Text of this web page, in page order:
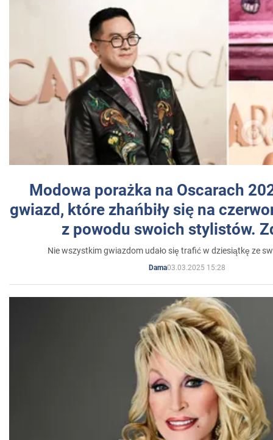
Modowa porażka na Oscarach
gwiazd, które zhańbiły się na
z powodu swoich stylistów.
Nie wszystkim gwiazdom udało się trafić w dziesiątkę ze
Dama03.03.2025 15:28